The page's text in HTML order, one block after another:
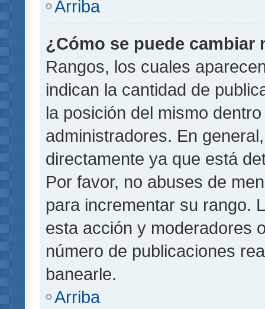
Arriba
¿Cómo se puede cambiar
Rangos, los cuales
indican la cantidad de
la posición del mismo
administradores. En
directamente ya que está
Por favor, no abuses de
para incrementar su rango.
esta acción y moderadores
número de publicaciones
banearle.
Arriba